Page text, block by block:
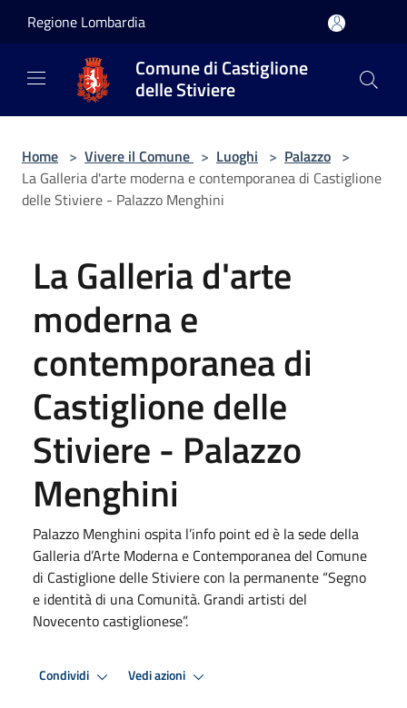
Regione Lombardia
Comune di Castiglione
delle Stiviere
Home > Vivere il Comune > Luoghi > Palazzo >
La Galleria d'arte moderna e contemporanea di Castiglione
delle Stiviere - Palazzo Menghini
La Galleria d'arte
moderna e
contemporanea di
Castiglione delle
Stiviere - Palazzo
Menghini
Palazzo Menghini ospita l’info point ed è la sede della
Galleria d’Arte Moderna e Contemporanea del Comune
di Castiglione delle Stiviere con la permanente “Segno
e identità di una Comunità. Grandi artisti del
Novecento castiglionese”.
Condividi Vedi azioni